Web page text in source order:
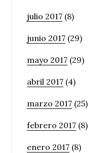
julio 2017 (8)
junio 2017 (29)
mayo 2017 (29)
abril 2017 (4)
marzo 2017 (25)
febrero 2017 (8)
enero 2017 (8)